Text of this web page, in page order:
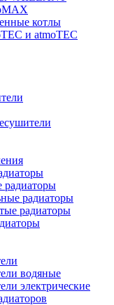
котлы
и atmoTEC
радиаторы
радиаторы
радиаторы
водяные
электрические